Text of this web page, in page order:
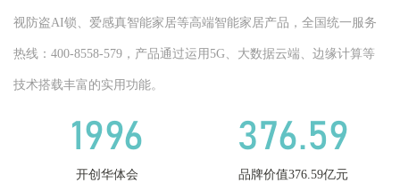
视防盗AI锁、爱感真智能家居等高端智能家居产品，全国统一服务
热线：400-8558-579，产品通过运用5G、大数据云端、边缘计算等
技术搭载丰富的实用功能。
1996
开创华体会
376.59
品牌价值376.59亿元